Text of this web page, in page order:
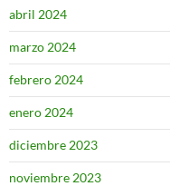
abril 2024
marzo 2024
febrero 2024
enero 2024
diciembre 2023
noviembre 2023